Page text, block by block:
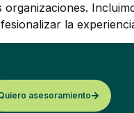
la
asesoramiento